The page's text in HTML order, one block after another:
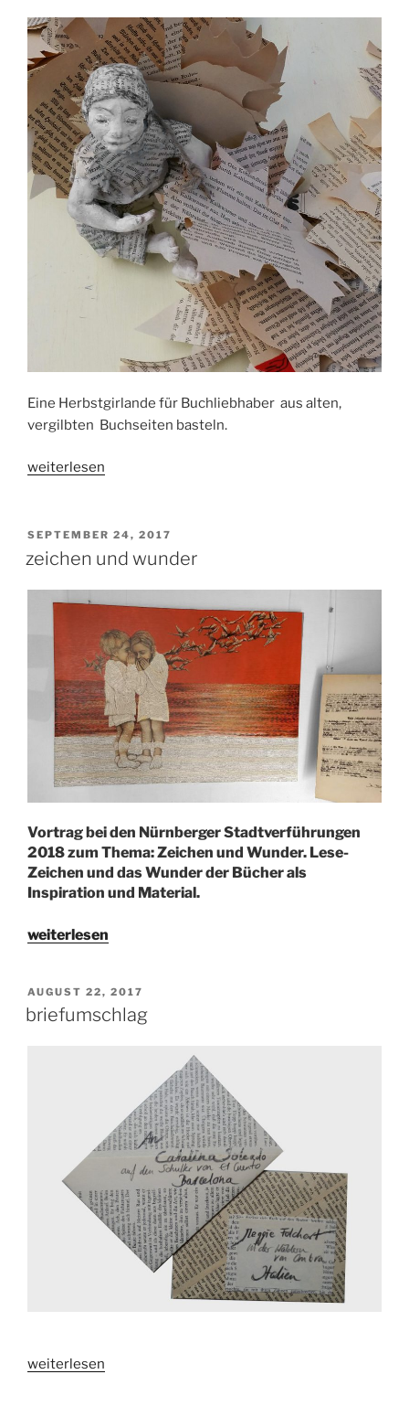
Eine Herbstgirlande für Buchliebhaber aus alten,
vergilbten Buchseiten basteln.
„herbstgirlande“
weiterlesen
VERÖFFENTLICHT
AM
SEPTEMBER 24, 2017
zeichen und wunder
Vortrag bei den Nürnberger Stadtverführungen
2018 zum Thema: Zeichen und Wunder. Lese-
Zeichen und das Wunder der Bücher als
Inspiration und Material.
„zeichen
weiterlesen
VERÖFFENTLICHT
AM
AUGUST 22, 2017
briefumschlag
„briefumschlag“
weiterlesen